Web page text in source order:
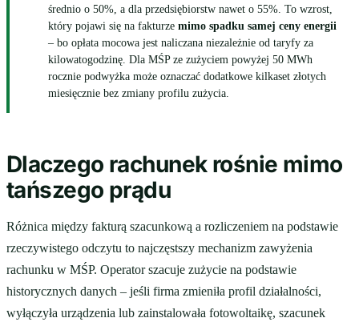
średnio o 50%, a dla przedsiębiorstw nawet o 55%. To wzrost,
który pojawi się na fakturze mimo spadku samej ceny energii
– bo opłata mocowa jest naliczana niezależnie od taryfy za
kilowatogodzinę. Dla MŚP ze zużyciem powyżej 50 MWh
rocznie podwyżka może oznaczać dodatkowe kilkaset złotych
miesięcznie bez zmiany profilu zużycia.
Dlaczego rachunek rośnie mimo
tańszego prądu
Różnica między fakturą szacunkową a rozliczeniem na podstawie
rzeczywistego odczytu to najczęstszy mechanizm zawyżenia
rachunku w MŚP. Operator szacuje zużycie na podstawie
historycznych danych – jeśli firma zmieniła profil działalności,
wyłączyła urządzenia lub zainstalowała fotowoltaikę, szacunek